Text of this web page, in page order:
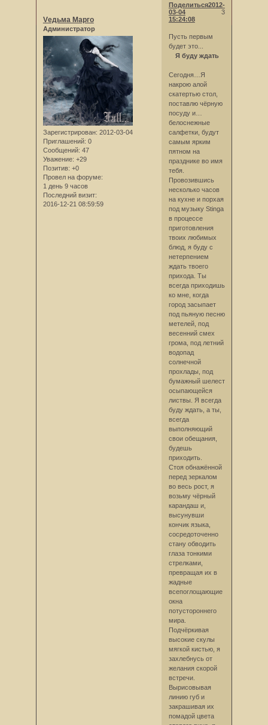
Поделиться
3
2012-
03-04
15:24:08
Vедьма Марго
Администратор
Зарегистрирован: 2012-03-04
Приглашений: 0
Сообщений: 47
Уважение: +29
Позитив: +0
Провел на форуме:
1 день 9 часов
Последний визит:
2016-12-21 08:59:59
Пусть первым
будет это...
Я буду ждать
Сегодня…Я
накрою алой
скатертью стол,
поставлю чёрную
посуду и…
белоснежные
салфетки, будут
самым ярким
пятном на
празднике во имя
тебя.
Провозившись
несколько часов
на кухне и порхая
под музыку Stinga
в процессе
приготовления
твоих любимых
блюд, я буду с
нетерпением
ждать твоего
прихода. Ты
всегда приходишь
ко мне, когда
город засыпает
под пьяную песню
метелей, под
весенний смех
грома, под летний
водопад
солнечной
прохлады, под
бумажный шелест
осыпающейся
листвы. Я всегда
буду ждать, а ты,
всегда
выполняющий
свои обещания,
будешь
приходить.
Стоя обнажённой
перед зеркалом
во весь рост, я
возьму чёрный
карандаш и,
высунувши
кончик языка,
сосредоточенно
стану обводить
глаза тонкими
стрелками,
превращая их в
жадные
всепоглощающие
окна
потустороннего
мира.
Подчёркивая
высокие скулы
мягкой кистью, я
захлебнусь от
желания скорой
встречи.
Вырисовывая
линию губ и
закрашивая их
помадой цвета